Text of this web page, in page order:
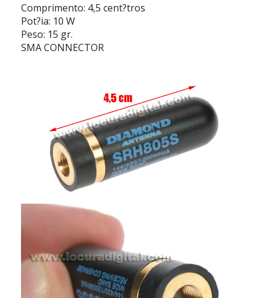
Comprimento: 4,5 cent?tros
Pot?ia: 10 W
Peso: 15 gr.
SMA CONNECTOR